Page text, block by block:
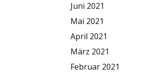
Juni 2021
Mai 2021
April 2021
März 2021
Februar 2021